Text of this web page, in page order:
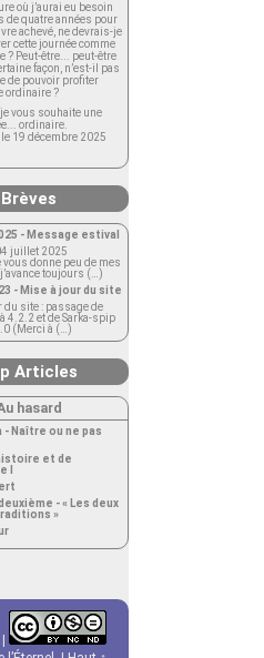
où j’aurai eu besoin
de quatre années pour
achevé, ne devrais-je
cette journée comme
? Peut-être... peut-être
façon, n’est-il pas
de pouvoir profiter
ordinaire ?
vous souhaite une
ordinaire.
le 19 décembre 2025
Brèves
- Message estival
juillet 2025
vous donne peu de mes
toujours (…)
- Mise à jour du site
du site : passage de
4.2.2 et de Sarka-spip
(Merci à (…)
Articles
hasard
- Naître ou ne pas
et de
I
- « Les deux
»